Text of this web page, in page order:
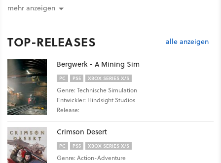
mehr anzeigen
TOP-RELEASES alle anzeigen
Bergwerk - A Mining Sim
PC PS5 XBOX SERIES X/S
Genre: Technische Simulation
Entwickler: Hindsight Studios
Release:
Crimson Desert
PC PS5 XBOX SERIES X/S
Genre: Action-Adventure